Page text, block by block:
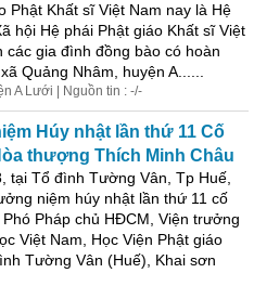
Khất sĩ Việt Nam nay là Hệ
hội Hệ phái Phật giáo Khất sĩ Việt
các gia đình đồng bào có hoàn
Quảng Nhâm, huyện A......
A Lưới | Nguồn tin : -/-
Húy nhật lần thứ 11 Cố
thượng Thích Minh Châu
tại Tổ đình Tường Vân, Tp Huế,
niệm húy nhật lần thứ 11 cố
Phó Pháp chủ HĐCM, Viện trưởng
Việt Nam, Học Viện Phật giáo
Tường Vân (Huế), Khai sơn